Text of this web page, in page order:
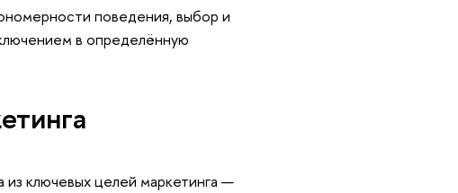
поведения, выбор и
в определённую
из ключевых целей маркетинга —